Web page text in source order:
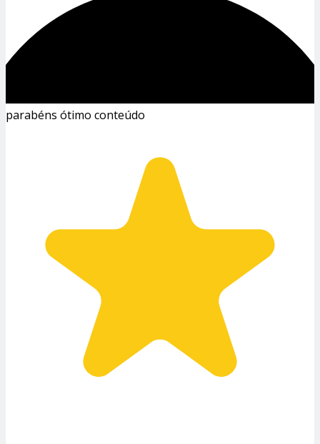
parabéns ótimo conteúdo